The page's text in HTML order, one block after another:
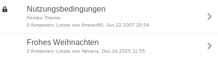
Nutzungsbedingungen
Festes Thema
0 Antworten: Letzte von 6meter90, Jun.22.2007 20:54
Frohes Weihnachten
2 Antworten: Letzte von Nirvana, Dez.24.2025 11:55